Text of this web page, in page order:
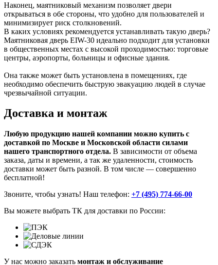
Наконец, маятниковый механизм позволяет двери
открываться в обе стороны, что удобно для пользователей и
минимизирует риск столкновений.
В каких условиях рекомендуется устанавливать такую дверь?
Маятниковая дверь EIW-30 идеально подходит для установки
в общественных местах с высокой проходимостью: торговые
центры, аэропорты, больницы и офисные здания.
Она также может быть установлена в помещениях, где
необходимо обеспечить быструю эвакуацию людей в случае
чрезвычайной ситуации.
Доставка и монтаж
Любую продукцию нашей компании можно купить с
доставкой по Москве и Московской области силами
нашего транспортного отдела. В зависимости от объема
заказа, даты и времени, а так же удаленности, стоимость
доставки может быть разной. В том числе — совершенно
бесплатной!
Звоните, чтобы узнать! Наш телефон: +7 (495) 774-66-00
Вы можете выбрать ТК для доставки по России:
У нас можно заказать монтаж и обслуживание